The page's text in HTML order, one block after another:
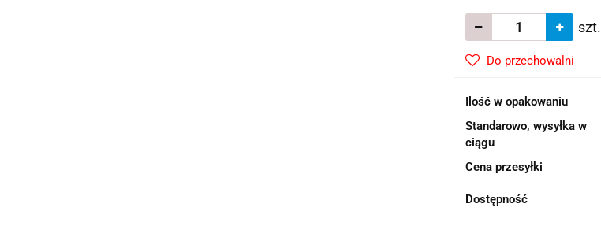
szt.
Do przechowalni
Ilość w opakowaniu
Standarowo, wysyłka w
ciągu
Cena przesyłki
Dostępność